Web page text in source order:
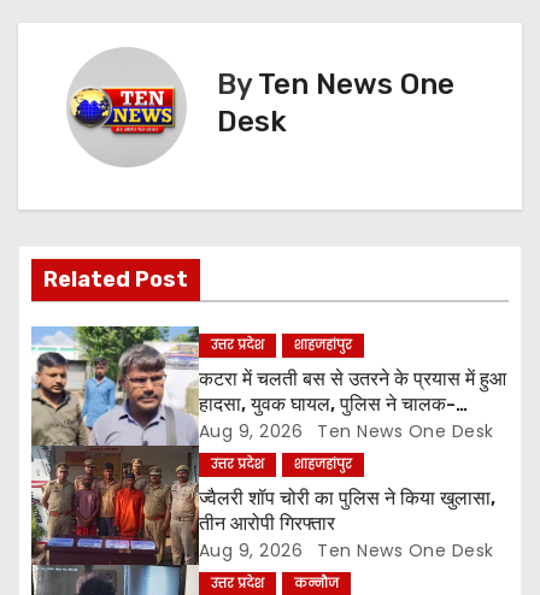
v
i
g
a
t
i
o
n
ByTen News One
Desk
Related Post
उत्तर प्रदेश शाहजहांपुर
कटरा में चलती बस से उतरने के प्रयास में हुआ
हादसा, युवक घायल, पुलिस ने चालक-
परिचालक को पूंछताछ के लिए हिरासत में लिया
Aug 9, 2026 Ten News One Desk
उत्तर प्रदेश शाहजहांपुर
ज्वैलरी शॉप चोरी का पुलिस ने किया खुलासा,
तीन आरोपी गिरफ्तार
Aug 9, 2026 Ten News One Desk
उत्तर प्रदेश कन्नौज